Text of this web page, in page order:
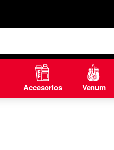
Accesorios Venum